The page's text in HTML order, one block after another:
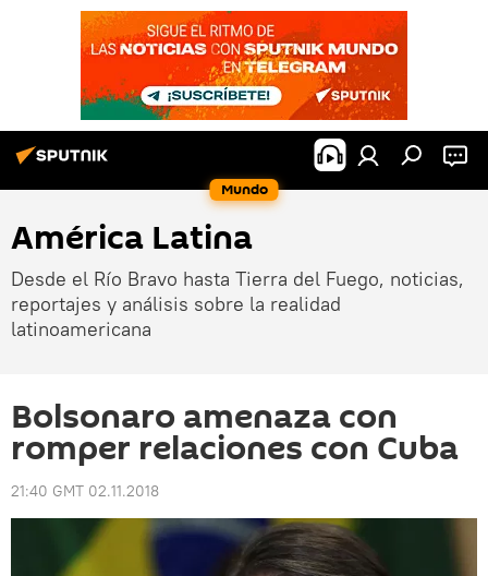
Mundo
América Latina
Desde el Río Bravo hasta Tierra del Fuego, noticias,
reportajes y análisis sobre la realidad
latinoamericana
Bolsonaro amenaza con
romper relaciones con Cuba
21:40 GMT 02.11.2018